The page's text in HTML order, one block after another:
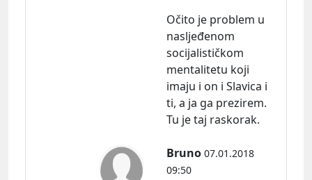
Očito je problem u
nasljeđenom
socijalističkom
mentalitetu koji
imaju i on i Slavica i
ti, a ja ga prezirem.
Tu je taj raskorak.
Bruno 07.01.2018
09:50